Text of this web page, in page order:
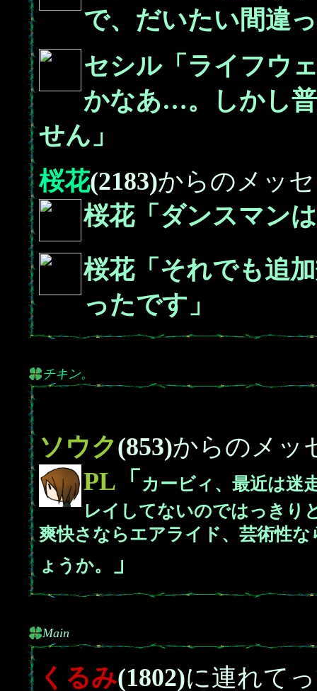
で、だいたい間違
セシル「ライフウ
かなあ…。しかし
せん」
桜花(2183)からのメッ
桜花「ダンスマン
桜花「それでも追
ったです」
チキン。
ソウク(853)からのメッ
PL 「 カービィ、最近は迷
レイしてないのではっきり
爽快さならエアライド、芸術性
ょうか。
」
Main
くるみ(1802)に連れて